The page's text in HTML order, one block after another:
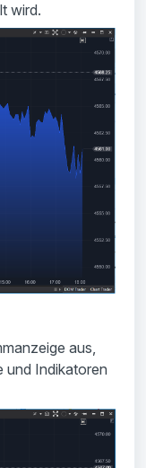
wird.
aus,
und Indikatoren